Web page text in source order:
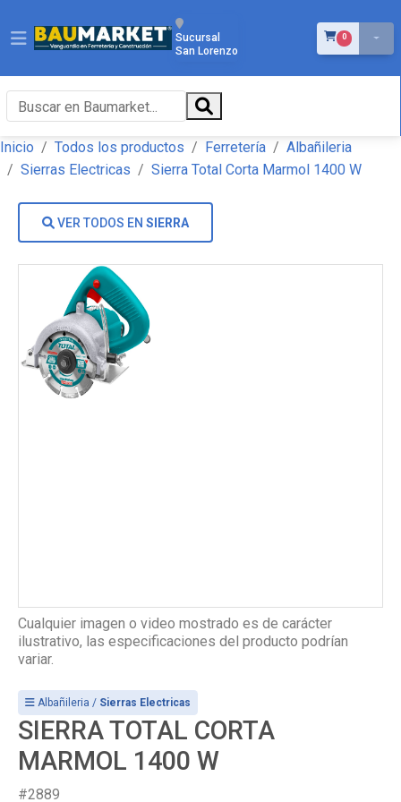
Sucursal
San Lorenzo
0ÍTEMS EN EL
Inicio Todos los productos Ferretería
Albañileria
Sierras Electricas
Sierra Total Corta Marmol 1400 W
VER TODOS EN SIERRA
Cualquier imagen o video mostrado es de carácter
ilustrativo, las especificaciones del producto podrían
variar.
Albañileria / Sierras Electricas
SIERRA TOTAL CORTA
MARMOL 1400 W
#2889